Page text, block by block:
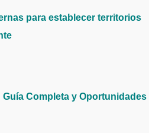
para establecer territorios
Completa y Oportunidades